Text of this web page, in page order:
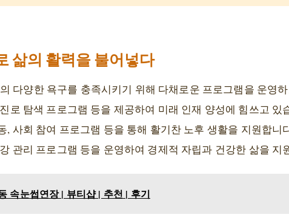
삶의 활력을 불어넣다
다양한 욕구를 충족시키기 위해 다채로운 프로그램을 운영
로 탐색 프로그램 등을 제공하여 미래 인재 양성에 힘쓰고 있
, 사회 참여 프로그램 등을 통해 활기찬 노후 생활을 지원합니
관리 프로그램 등을 운영하여 경제적 자립과 건강한 삶을 지
속눈썹연장 | 뷰티샵 | 추천 | 후기